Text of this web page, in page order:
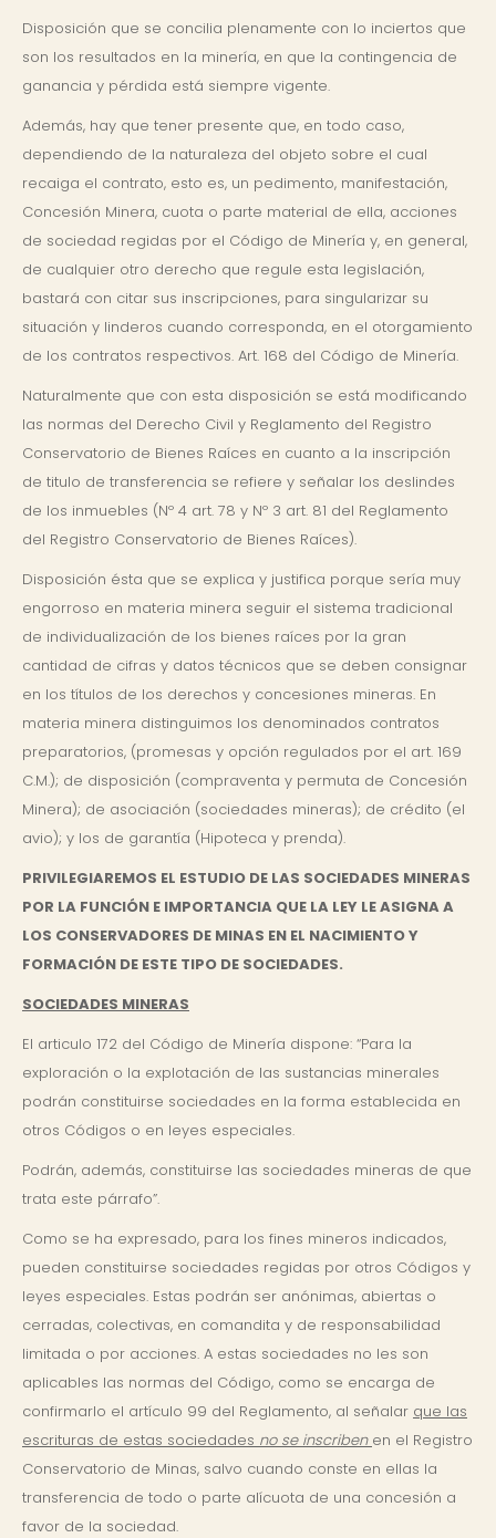
Disposición que se concilia plenamente con lo inciertos que
son los resultados en la minería, en que la contingencia de
ganancia y pérdida está siempre vigente.
Además, hay que tener presente que, en todo caso,
dependiendo de la naturaleza del objeto sobre el cual
recaiga el contrato, esto es, un pedimento, manifestación,
Concesión Minera, cuota o parte material de ella, acciones
de sociedad regidas por el Código de Minería y, en general,
de cualquier otro derecho que regule esta legislación,
bastará con citar sus inscripciones, para singularizar su
situación y linderos cuando corresponda, en el otorgamiento
de los contratos respectivos. Art. 168 del Código de Minería.
Naturalmente que con esta disposición se está modificando
las normas del Derecho Civil y Reglamento del Registro
Conservatorio de Bienes Raíces en cuanto a la inscripción
de titulo de transferencia se refiere y señalar los deslindes
de los inmuebles (Nº 4 art. 78 y Nº 3 art. 81 del Reglamento
del Registro Conservatorio de Bienes Raíces).
Disposición ésta que se explica y justifica porque sería muy
engorroso en materia minera seguir el sistema tradicional
de individualización de los bienes raíces por la gran
cantidad de cifras y datos técnicos que se deben consignar
en los títulos de los derechos y concesiones mineras. En
materia minera distinguimos los denominados contratos
preparatorios, (promesas y opción regulados por el art. 169
C.M.); de disposición (compraventa y permuta de Concesión
Minera); de asociación (sociedades mineras); de crédito (el
avio); y los de garantía (Hipoteca y prenda).
PRIVILEGIAREMOS EL ESTUDIO DE LAS SOCIEDADES MINERAS
POR LA FUNCIÓN E IMPORTANCIA QUE LA LEY LE ASIGNA A
LOS CONSERVADORES DE MINAS EN EL NACIMIENTO Y
FORMACIÓN DE ESTE TIPO DE SOCIEDADES.
SOCIEDADES MINERAS
El articulo 172 del Código de Minería dispone: “Para la
exploración o la explotación de las sustancias minerales
podrán constituirse sociedades en la forma establecida en
otros Códigos o en leyes especiales.
Podrán, además, constituirse las sociedades mineras de que
trata este párrafo”.
Como se ha expresado, para los fines mineros indicados,
pueden constituirse sociedades regidas por otros Códigos y
leyes especiales. Estas podrán ser anóni­mas, abiertas o
cerradas, colectivas, en comandita y de responsabilidad
limitada o por acciones. A estas sociedades no les son
aplicables las normas del Código, como se encarga de
confirmarlo el artículo 99 del Reglamento, al señalar que las
escrituras de estas sociedades no se inscriben en el Registro
Conservatorio de Minas, salvo cuando conste en ellas la
transferencia de todo o parte alícuota de una concesión a
favor de la sociedad.